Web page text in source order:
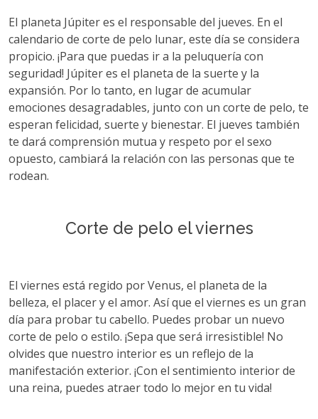
El planeta Júpiter es el responsable del jueves. En el
calendario de corte de pelo lunar, este día se considera
propicio. ¡Para que puedas ir a la peluquería con
seguridad! Júpiter es el planeta de la suerte y la
expansión. Por lo tanto, en lugar de acumular
emociones desagradables, junto con un corte de pelo, te
esperan felicidad, suerte y bienestar. El jueves también
te dará comprensión mutua y respeto por el sexo
opuesto, cambiará la relación con las personas que te
rodean.
Сorte de pelo el viernes
El viernes está regido por Venus, el planeta de la
belleza, el placer y el amor. Así que el viernes es un gran
día para probar tu cabello. Puedes probar un nuevo
corte de pelo o estilo. ¡Sepa que será irresistible! No
olvides que nuestro interior es un reflejo de la
manifestación exterior. ¡Con el sentimiento interior de
una reina, puedes atraer todo lo mejor en tu vida!